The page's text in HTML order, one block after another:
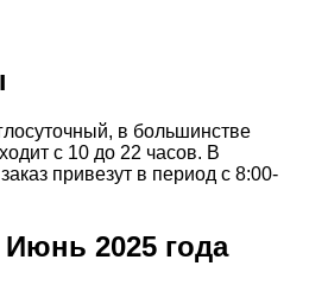
в большинстве
с 10 до 22 часов. В
привезут в период с 8:00-
2025 года